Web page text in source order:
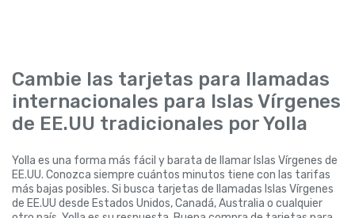
Cambie las tarjetas para llamadas
internacionales para Islas Vírgenes
de EE.UU tradicionales por Yolla
Yolla es una forma más fácil y barata de llamar Islas Vírgenes de
EE.UU. Conozca siempre cuántos minutos tiene con las tarifas
más bajas posibles. Si busca tarjetas de llamadas Islas Vírgenes
de EE.UU desde Estados Unidos, Canadá, Australia o cualquier